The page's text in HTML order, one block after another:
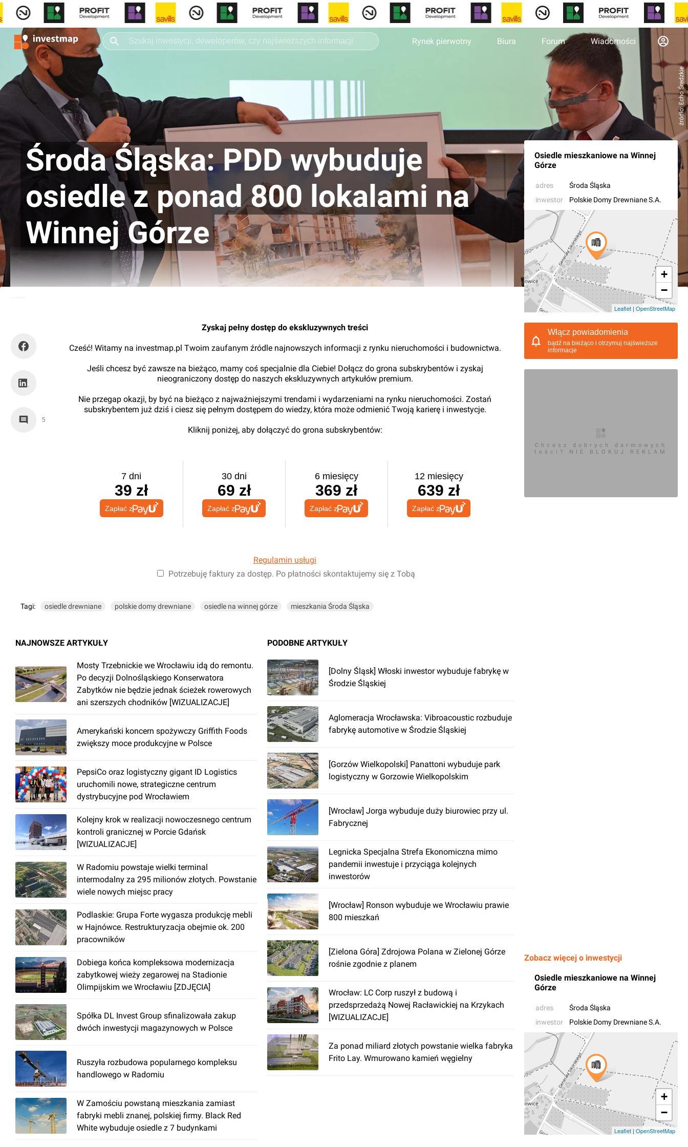
Rynek pierwotny Biura Forum Wiadomości
źródło: Echo Średzkie
Środa Śląska: PDD wybuduje
osiedle z ponad 800 lokalami na
Winnej Górze
Osiedle mieszkaniowe na Winnej
Górze
adres
Środa Śląska
inwestor
Polskie Domy Drewniane S.A.
+
−
Leaflet | OpenStreetMap
5
Zyskaj pełny dostęp do ekskluzywnych treści
Cześć! Witamy na investmap.pl Twoim zaufanym źródle najnowszych informacji z rynku nieruchomości i budownictwa.
Jeśli chcesz być zawsze na bieżąco, mamy coś specjalnie dla Ciebie! Dołącz do grona subskrybentów i zyskaj
nieograniczony dostęp do naszych ekskluzywnych artykułów premium.
Nie przegap okazji, by być na bieżąco z najważniejszymi trendami i wydarzeniami na rynku nieruchomości. Zostań
subskrybentem już dziś i ciesz się pełnym dostępem do wiedzy, która może odmienić Twoją karierę i inwestycje.
Kliknij poniżej, aby dołączyć do grona subskrybentów:
7 dni
39 zł
Zapłać z
30 dni
69 zł
Zapłać z
6 miesięcy
369 zł
Zapłać z
12 miesięcy
639 zł
Zapłać z
Regulamin usługi
Potrzebuję faktury za dostęp. Po płatności skontaktujemy się z Tobą
Tagi: osiedle drewniane polskie domy drewniane osiedle na winnej górze mieszkania Środa Śląska
NAJNOWSZE ARTYKUŁY
Mosty Trzebnickie we Wrocławiu idą do remontu.
Po decyzji Dolnośląskiego Konserwatora
Zabytków nie będzie jednak ścieżek rowerowych
ani szerszych chodników [WIZUALIZACJE]
Amerykański koncern spożywczy Griffith Foods
zwiększy moce produkcyjne w Polsce
PepsiCo oraz logistyczny gigant ID Logistics
uruchomili nowe, strategiczne centrum
dystrybucyjne pod Wrocławiem
Kolejny krok w realizacji nowoczesnego centrum
kontroli granicznej w Porcie Gdańsk
[WIZUALIZACJE]
W Radomiu powstaje wielki terminal
intermodalny za 295 milionów złotych. Powstanie
wiele nowych miejsc pracy
Podlaskie: Grupa Forte wygasza produkcję mebli
w Hajnówce. Restrukturyzacja obejmie ok. 200
pracowników
Dobiega końca kompleksowa modernizacja
zabytkowej wieży zegarowej na Stadionie
Olimpijskim we Wrocławiu [ZDJĘCIA]
Spółka DL Invest Group sfinalizowała zakup
dwóch inwestycji magazynowych w Polsce
Ruszyła rozbudowa popularnego kompleksu
handlowego w Radomiu
W Zamościu powstaną mieszkania zamiast
fabryki mebli znanej, polskiej firmy. Black Red
White wybuduje osiedle z 7 budynkami
PODOBNE ARTYKUŁY
[Dolny Śląsk] Włoski inwestor wybuduje fabrykę w
Środzie Śląskiej
Aglomeracja Wrocławska: Vibroacoustic rozbuduje
fabrykę automotive w Środzie Śląskiej
[Gorzów Wielkopolski] Panattoni wybuduje park
logistyczny w Gorzowie Wielkopolskim
[Wrocław] Jorga wybuduje duży biurowiec przy ul.
Fabrycznej
Legnicka Specjalna Strefa Ekonomiczna mimo
pandemii inwestuje i przyciąga kolejnych
inwestorów
[Wrocław] Ronson wybuduje we Wrocławiu prawie
800 mieszkań
[Zielona Góra] Zdrojowa Polana w Zielonej Górze
rośnie zgodnie z planem
Wrocław: LC Corp ruszył z budową i
przedsprzedażą Nowej Racławickiej na Krzykach
[WIZUALIZACJE]
Za ponad miliard złotych powstanie wielka fabryka
Frito Lay. Wmurowano kamień węgielny
Włącz powiadomienia
bądź na bieżąco i otrzymuj najświeższe
informacje
Chcesz dobrych darmowych
teści? NIE BLOKUJ REKLAM
Zobacz więcej o inwestycji
Osiedle mieszkaniowe na Winnej
Górze
adres
Środa Śląska
inwestor
Polskie Domy Drewniane S.A.
+
−
Leaflet | OpenStreetMap